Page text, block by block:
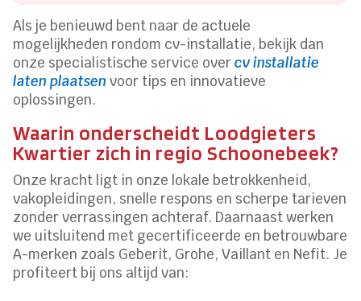
Als je benieuwd bent naar de actuele
mogelijkheden rondom cv-installatie, bekijk dan
onze specialistische service overcv installatie
laten plaatsen voor tips en innovatieve
oplossingen.
Waarin onderscheidt Loodgieters
Kwartier zich in regio Schoonebeek?
Onze kracht ligt in onze lokale betrokkenheid,
vakopleidingen, snelle respons en scherpe tarieven
zonder verrassingen achteraf. Daarnaast werken
we uitsluitend met gecertificeerde en betrouwbare
A-merken zoals Geberit, Grohe, Vaillant en Nefit. Je
profiteert bij ons altijd van: